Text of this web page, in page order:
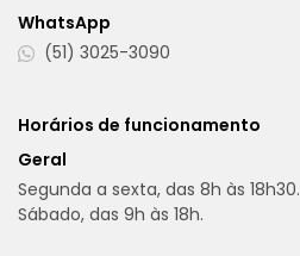
WhatsApp
(51) 3025-3090
Horários de funcionamento
Geral
Segunda a sexta, das 8h às 18h30.
Sábado, das 9h às 18h.